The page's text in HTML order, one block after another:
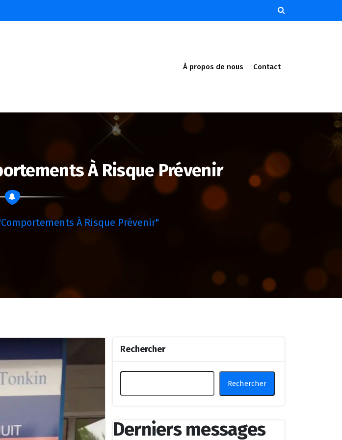
À propos de nous Contact
À Risque Prévenir
À Risque Prévenir"
Rechercher
Rechercher
Derniers messages